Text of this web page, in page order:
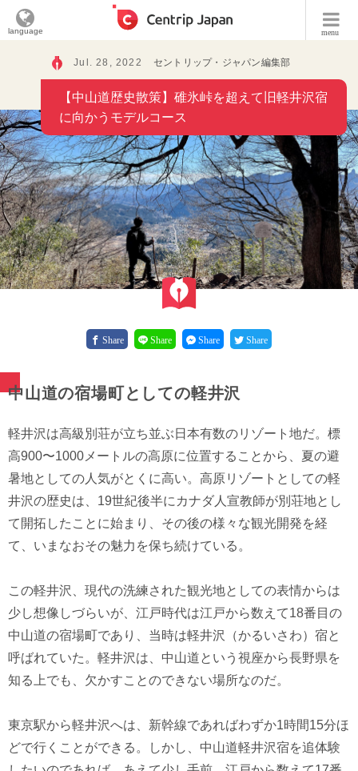
menu
language
Jul. 28, 2022 セントリップ・ジャパン編集部
【中山道歴史散策】碓氷峠を超えて旧軽井沢宿
に向かうモデルコース
Share Share Share Share
中山道の宿場町としての軽井沢
軽井沢は高級別荘が立ち並ぶ日本有数のリゾート地だ。標
高900〜1000メートルの高原に位置することから、夏の避
暑地としての人気がとくに高い。高原リゾートとしての軽
井沢の歴史は、19世紀後半にカナダ人宣教師が別荘地とし
て開拓したことに始まり、その後の様々な観光開発を経
て、いまなおその魅力を保ち続けている。
この軽井沢、現代の洗練された観光地としての表情からは
少し想像しづらいが、江戸時代は江戸から数えて18番目の
中山道の宿場町であり、当時は軽井沢（かるいさわ）宿と
呼ばれていた。軽井沢は、中山道という視座から長野県を
知る上でも、欠かすことのできない場所なのだ。
東京駅から軽井沢へは、新幹線であればわずか1時間15分ほ
どで行くことができる。しかし、中山道軽井沢宿を追体験